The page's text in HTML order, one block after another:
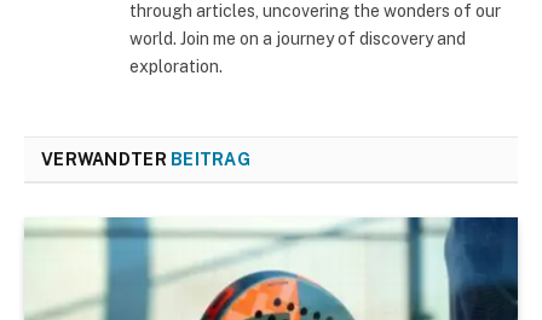
through articles, uncovering the wonders of our
world. Join me on a journey of discovery and
exploration.
VERWANDTER BEITRAG